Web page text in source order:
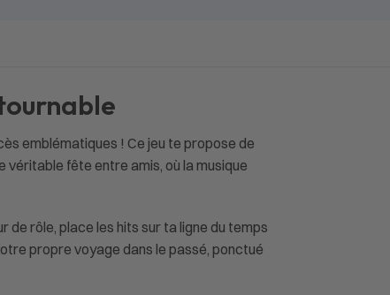
emblématiques ! Ce jeu te propose de
véritable fête entre amis, où la musique
de rôle, place les hits sur ta ligne du temps
propre voyage dans le passé, ponctué